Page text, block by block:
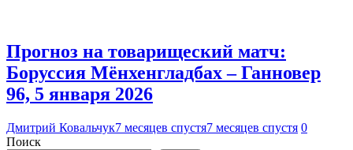
Прогноз на товарищеский матч:
Боруссия Мёнхенгладбах – Ганновер
96, 5 января 2026
Дмитрий Ковальчук7 месяцев спустя7 месяцев спустя 0
Поиск